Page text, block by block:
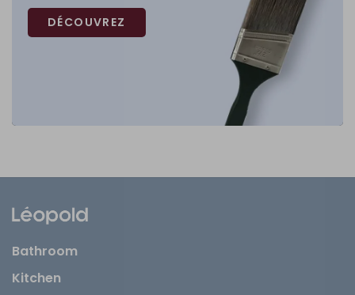
DÉCOUVREZ
Bathroom
Kitchen